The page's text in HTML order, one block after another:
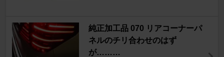
純正加工品 070 リアコーナーパ
ネルのチリ合わせのはず
が………